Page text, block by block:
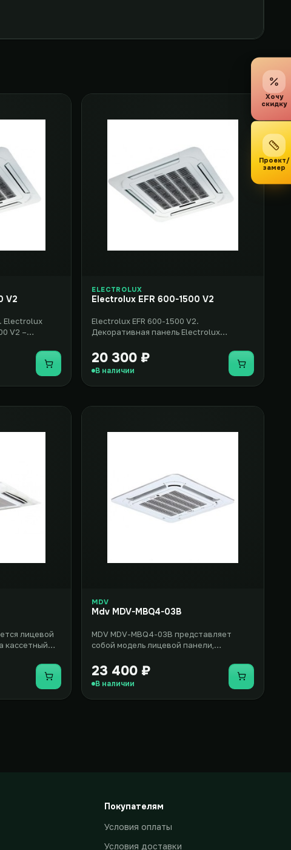
V2
Electrolux
V2 –
Купить
ELECTROLUX
Electrolux EFR 600-1500 V2
Electrolux EFR 600-1500 V2.
Декоративная панель Electrolux
элегантно..
20 300 ₽
В наличии Купить
лицевой
кассетный
Купить
MDV
Mdv MDV-MBQ4-03B
MDV MDV-MBQ4-03B представляет
собой модель лицевой панели,
использов..
23 400 ₽
В наличии Купить
Покупателям
Условия оплаты
Условия доставки
Хочу
скидку
Проект/
замер